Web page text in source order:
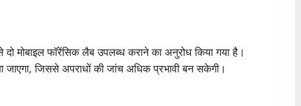
मोबाइल फॉरेंसिक लैब उपलब्ध कराने का अनुरोध किया गया है।
जिससे अपराधों की जांच अधिक प्रभावी बन सकेगी।